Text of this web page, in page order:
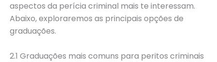
aspectos da perícia criminal mais te interessam.
Abaixo, exploraremos as principais opções de
graduações.
2.1 Graduações mais comuns para peritos criminais